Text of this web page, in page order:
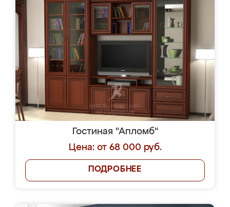
Гостиная "Апломб"
Цена: от 68 000 руб.
ПОДРОБНЕЕ